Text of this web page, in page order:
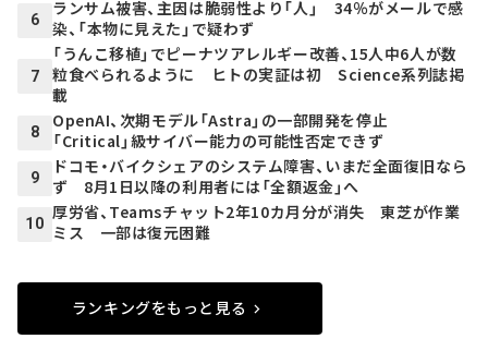
6
ランサム被害、主因は脆弱性より「人」 34％がメールで感
染、「本物に見えた」で疑わず
7
「うんこ移植」でピーナツアレルギー改善、15人中6人が数
粒食べられるように ヒトの実証は初 Science系列誌掲
載
8
OpenAI、次期モデル「Astra」の一部開発を停止
「Critical」級サイバー能力の可能性否定できず
9
ドコモ・バイクシェアのシステム障害、いまだ全面復旧なら
ず 8月1日以降の利用者には「全額返金」へ
10
厚労省、Teamsチャット2年10カ月分が消失 東芝が作業
ミス 一部は復元困難
ランキングをもっと見る